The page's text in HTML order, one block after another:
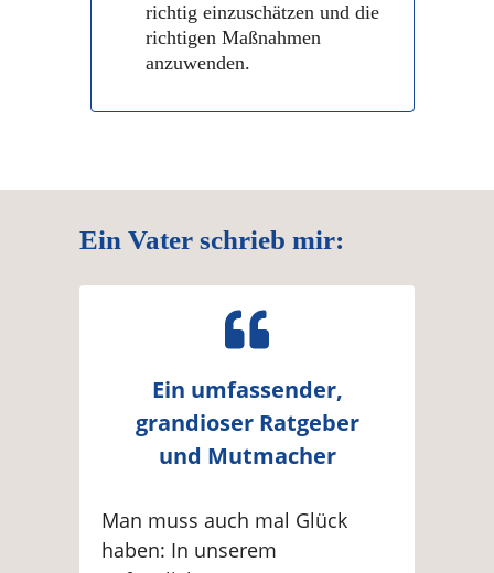
richtig einzuschätzen und die
richtigen Maßnahmen
anzuwenden.
Ein Vater schrieb mir:
Ein umfassender,
grandioser Ratgeber
und Mutmacher
Man muss auch mal Glück
haben: In unserem